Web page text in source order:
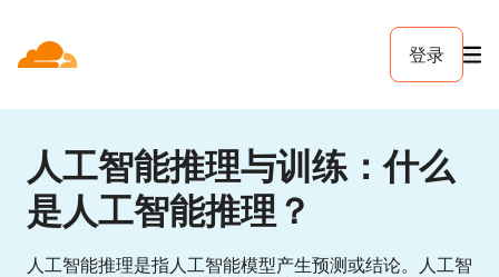
登录
人工智能推理与训练：什么
是人工智能推理？
人工智能推理是指人工智能模型产生预测或结论。人工智